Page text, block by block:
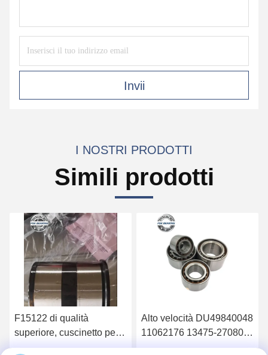
Invii
I NOSTRI PRODOTTI
Simili prodotti
F15122 di qualità
superiore, cuscinetto per
ruote 90*160*125mm
Alto velocità DU49840048
11062176 13475-27080
Cuscinetti di mozzo delle